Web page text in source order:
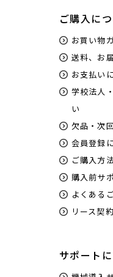
ご購入に
お買い物
送料、お
お支払い
学校法人
い
欠品・次
会員登録
ご購入方
購入前サ
よくある
リース契約
サポート